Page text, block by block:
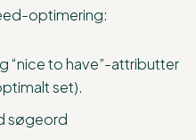
optimering:
“nice to have”-attributter
set).
søgeord